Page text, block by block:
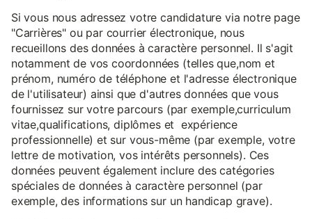
Si vous nous adressez votre candidature via notre page
"Carrières" ou par courrier électronique, nous
recueillons des données à caractère personnel. Il s'agit
notamment de vos coordonnées (telles que,nom et
prénom, numéro de téléphone et l'adresse électronique
de l'utilisateur) ainsi que d'autres données que vous
fournissez sur votre parcours (par exemple,curriculum
vitae,qualifications, diplômes et expérience
professionnelle) et sur vous-même (par exemple, votre
lettre de motivation, vos intérêts personnels). Ces
données peuvent également inclure des catégories
spéciales de données à caractère personnel (par
exemple, des informations sur un handicap grave).